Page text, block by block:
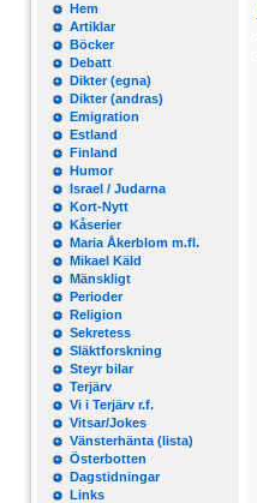
Hem
Artiklar
Böcker
Debatt
Dikter (egna)
Dikter (andras)
Emigration
Estland
Finland
Humor
Israel / Judarna
Kort-Nytt
Kåserier
Maria Åkerblom m.fl.
Mikael Käld
Mänskligt
Perioder
Religion
Sekretess
Släktforskning
Steyr bilar
Terjärv
Vi i Terjärv r.f.
Vitsar/Jokes
Vänsterhänta (lista)
Österbotten
Dagstidningar
Links